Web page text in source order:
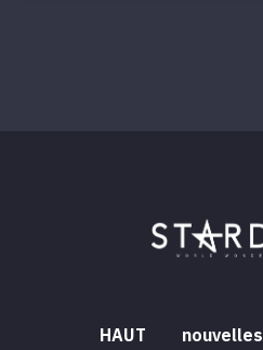
HAUT nouvelles